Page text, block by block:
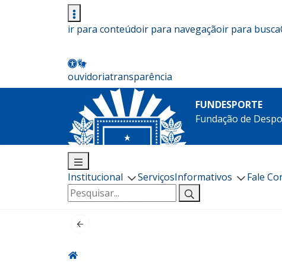
ir para conteúdoir para navegaçãoir para busca
ouvidoriatransparência
FUNDESPORTE
Fundação de
Institucional ServiçosInformativos
Fale
Pesquisar
por: